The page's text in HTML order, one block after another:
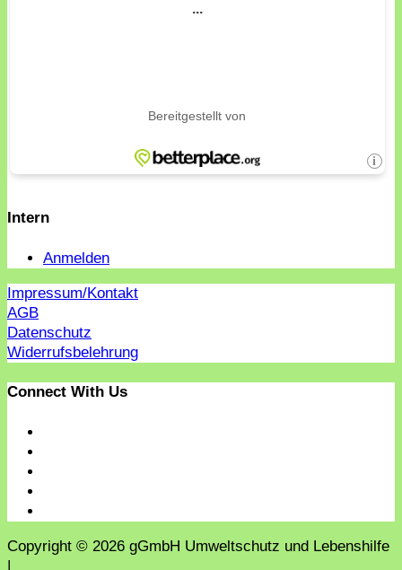
Intern
Anmelden
Impressum/Kontakt
AGB
Datenschutz
Widerrufsbelehrung
Connect With Us
Copyright © 2026 gGmbH Umweltschutz und Lebenshilfe
|